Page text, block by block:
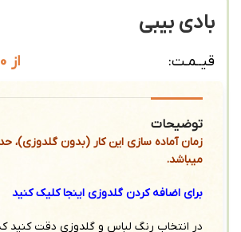
بادی بیبی
قیــمـت: از
توضیحات
میباشد.
برای اضافه کردن گلدوزی اینجا کلیک کنید
در انتخاب رنگ لباس و گلدوزی دقت کنید